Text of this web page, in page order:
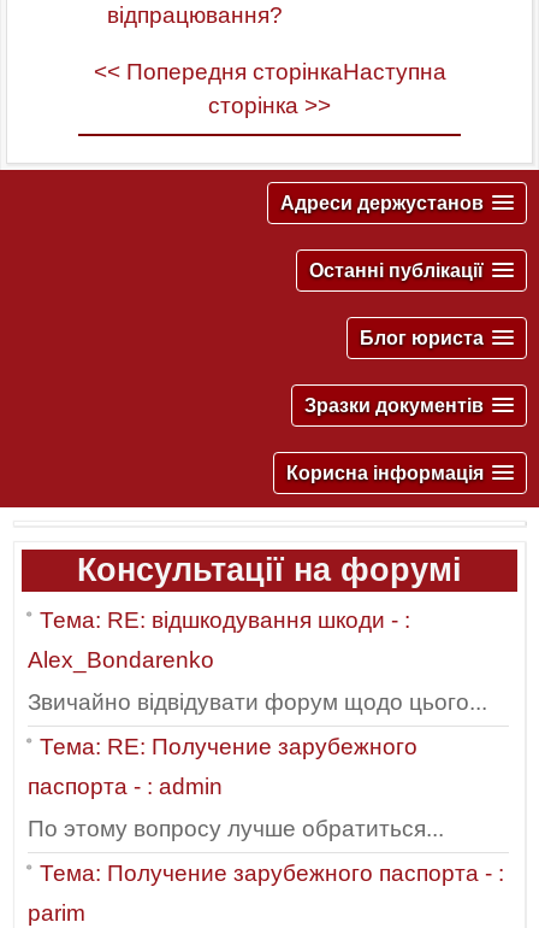
відпрацювання?
<< Попередня сторінкаНаступна
сторінка >>
Адреси держустанов
Останні публікації
Блог юриста
Зразки документів
Корисна інформація
Консультації на форумі
Тема: RE: відшкодування шкоди - :
Alex_Bondarenko
Звичайно відвідувати форум щодо цього...
Тема: RE: Получение зарубежного
паспорта - : admin
По этому вопросу лучше обратиться...
Тема: Получение зарубежного паспорта - :
parim